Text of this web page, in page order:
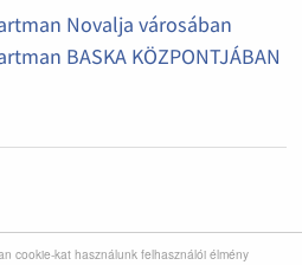
cookie-kat használunk felhasználói élmény
Novalja városában
BASKA KÖZPONTJÁBAN